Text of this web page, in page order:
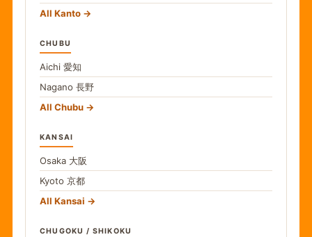
All Kanto
CHUBU
Aichi 愛知
Nagano 長野
All Chubu
KANSAI
Osaka 大阪
Kyoto 京都
All Kansai
CHUGOKU / SHIKOKU